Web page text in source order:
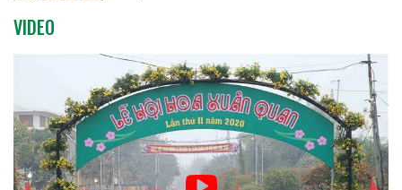
VIDEO